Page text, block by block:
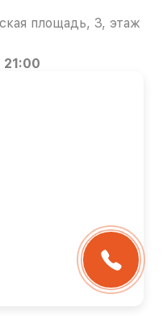
площадь, 3, этаж
21:00